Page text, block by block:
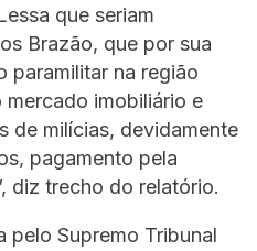
que seriam
Brazão, que por sua
paramilitar na região
imobiliário e
de milícias, devidamente
pagamento pela
diz trecho do relatório.
pelo Supremo Tribunal